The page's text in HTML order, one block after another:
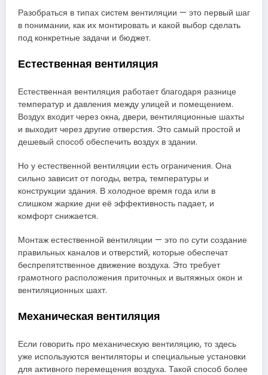
Разобраться в типах систем вентиляции — это первый шаг
в понимании, как их монтировать и какой выбор сделать
под конкретные задачи и бюджет.
Естественная вентиляция
Естественная вентиляция работает благодаря разнице
температур и давления между улицей и помещением.
Воздух входит через окна, двери, вентиляционные шахты
и выходит через другие отверстия. Это самый простой и
дешевый способ обеспечить воздух в здании.
Но у естественной вентиляции есть ограничения. Она
сильно зависит от погоды, ветра, температуры и
конструкции здания. В холодное время года или в
слишком жаркие дни её эффективность падает, и
комфорт снижается.
Монтаж естественной вентиляции — это по сути создание
правильных каналов и отверстий, которые обеспечат
беспрепятственное движение воздуха. Это требует
грамотного расположения приточных и вытяжных окон и
вентиляционных шахт.
Механическая вентиляция
Если говорить про механическую вентиляцию, то здесь
уже используются вентиляторы и специальные установки
для активного перемещения воздуха. Такой способ более